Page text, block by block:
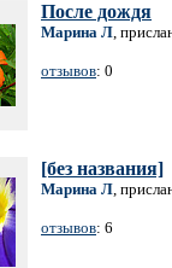
После дождя
Марина Л,
отзывов: 0
[без названия]
Марина Л,
отзывов: 6